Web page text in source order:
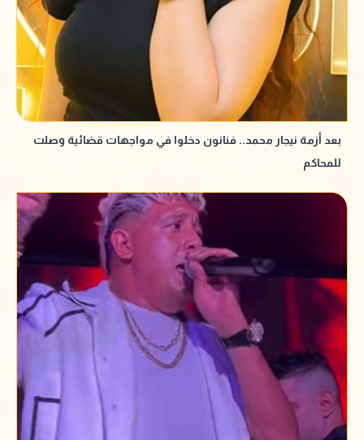
بعد أزمة نيجار محمد.. فنانون دخلوا في مواجهات قضائية وصلت
للمحاكم